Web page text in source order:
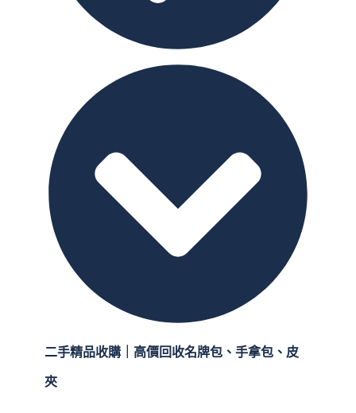
二手精品收購｜高價回收名牌包、手拿包、皮
夾